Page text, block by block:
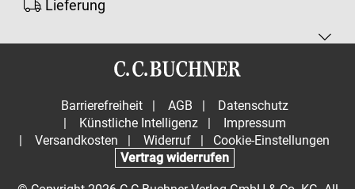
Lieferung
Barrierefreiheit AGB
Datenschutz
Künstliche Intelligenz
Impressum
Versandkosten Widerruf
Cookie-Einstellungen
Vertrag widerrufen